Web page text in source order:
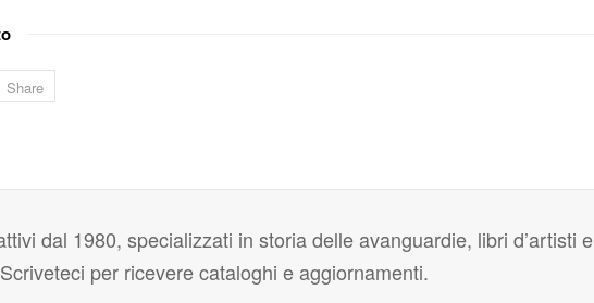
Share
dal 1980, specializzati in storia delle avanguardie, libri d’artisti e
per ricevere cataloghi e aggiornamenti.